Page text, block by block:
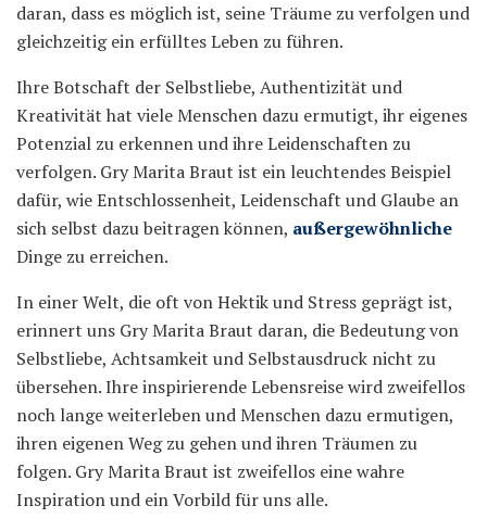
daran, dass es möglich ist, seine Träume zu verfolgen und
gleichzeitig ein erfülltes Leben zu führen.
Ihre Botschaft der Selbstliebe, Authentizität und
Kreativität hat viele Menschen dazu ermutigt, ihr eigenes
Potenzial zu erkennen und ihre Leidenschaften zu
verfolgen. Gry Marita Braut ist ein leuchtendes Beispiel
dafür, wie Entschlossenheit, Leidenschaft und Glaube an
sich selbst dazu beitragen können, außergewöhnliche
Dinge zu erreichen.
In einer Welt, die oft von Hektik und Stress geprägt ist,
erinnert uns Gry Marita Braut daran, die Bedeutung von
Selbstliebe, Achtsamkeit und Selbstausdruck nicht zu
übersehen. Ihre inspirierende Lebensreise wird zweifellos
noch lange weiterleben und Menschen dazu ermutigen,
ihren eigenen Weg zu gehen und ihren Träumen zu
folgen. Gry Marita Braut ist zweifellos eine wahre
Inspiration und ein Vorbild für uns alle.